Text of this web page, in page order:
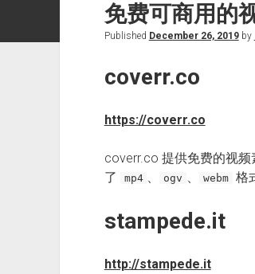
免费可商用的
Published December 26, 2019by
coverr.co
https://coverr.co
coverr.co 提供免费的视
了
mp4 、 ogv 、 webm 格
stampede.it
http://stampede.it